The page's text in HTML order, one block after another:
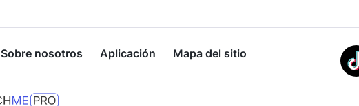
Sobre nosotros Aplicación Mapa del sitio